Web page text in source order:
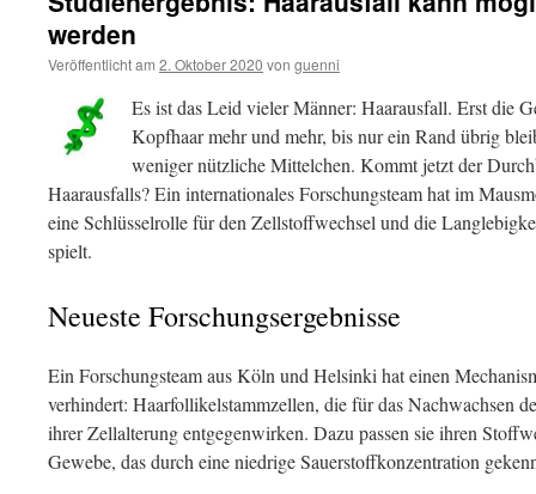
werden
Veröffentlicht am 2. Oktober 2020 von guenni
Es ist das Leid vieler Männer: Haarausfall. Erst die
Kopfhaar mehr und mehr, bis nur ein Rand übrig
weniger nützliche Mittelchen. Kommt jetzt der
Haarausfalls? Ein internationales Forschungsteam hat im
eine Schlüsselrolle für den Zellstoffwechsel und die
spielt.
Neueste Forschungsergebnisse
Ein Forschungsteam aus Köln und Helsinki hat einen
verhindert: Haarfollikelstammzellen, die für das Nachwachsen
ihrer Zellalterung entgegenwirken. Dazu passen sie ihren
Gewebe, das durch eine niedrige Sauerstoffkonzentration